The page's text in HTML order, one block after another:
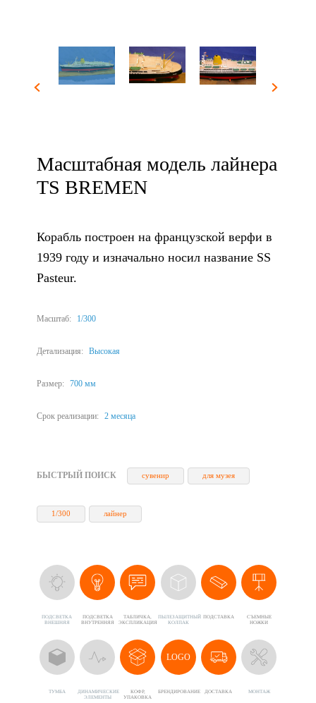
Масштабная модель лайнера
TS BREMEN
Корабль построен на французской верфи в
1939 году и изначально носил название SS
Pasteur.
Масштаб: 1/300
Детализация: Высокая
Размер: 700 мм
Срок реализации: 2 месяца
БЫСТРЫЙ ПОИСК сувенир для музея
1/300 лайнер
ПОДСВЕТКА
ВНЕШНЯЯ
ПОДСВЕТКА
ВНУТРЕННЯЯ
ТАБЛИЧКА,
ЭКСПЛИКАЦИЯ
ПЫЛЕЗАЩИТНЫЙ
КОЛПАК
ПОДСТАВКА
CЪЕМНЫЕ
НОЖКИ
ТУМБА
ДИНАМИЧЕСКИЕ
ЭЛЕМЕНТЫ
КОФР,
УПАКОВКА
LOGO
БРЕНДИРОВАНИЕ ДОСТАВКА МОНТАЖ